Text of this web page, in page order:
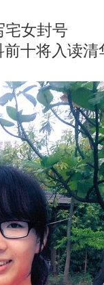
宅女封号
十将入读清